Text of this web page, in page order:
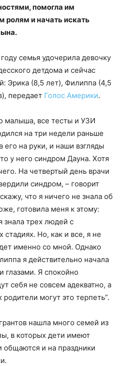
помогла им
ролям и начать искать
семья удочерила девочку
детдома и сейчас
Эрика (8,5 лет), Филиппа (4,5
передает Голос Америки.
малыша, все тесты и УЗИ
на три недели раньше
его на руки, и наши взгляды
у него синдром Дауна. Хотя
На четвертый день врачи
синдром, – говорит
что я ничего не знала об
готовила меня к этому:
знала трех людей с
Но, как и все, я не
именно со мной. Однако
я действительно начала
глазами. Я спокойно
себя не совсем адекватно, а
могут это терпеть”.
нашла много семей из
в которых дети имеют
и на праздники